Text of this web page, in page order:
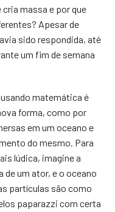
cria massa e por que
Apesar de
sido respondida, até
um fim de semana
matemática é
forma, como por
em um oceano e
do mesmo. Para
lúdica, imagine a
de um ator, e o oceano
partículas são como
paparazzi com certa